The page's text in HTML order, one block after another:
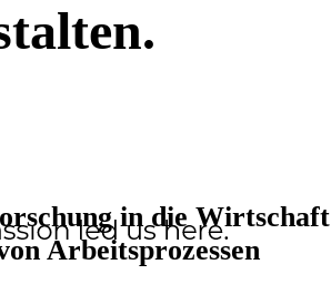
in die Wirtschaft
Arbeitsprozessen